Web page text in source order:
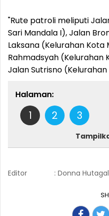
"Rute patroli meliputi
Sari Mandala I), Jalan
Laksana (Kelurahan Kota
Rahmadsyah (Kelurahan
Jalan Sutrisno (Kelurahan
Halaman:
1 2 3
Editor : Donna